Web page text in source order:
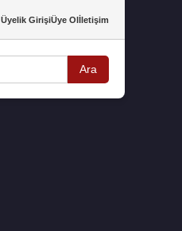
Üyelik GirişiÜye Olİletişim
Ara